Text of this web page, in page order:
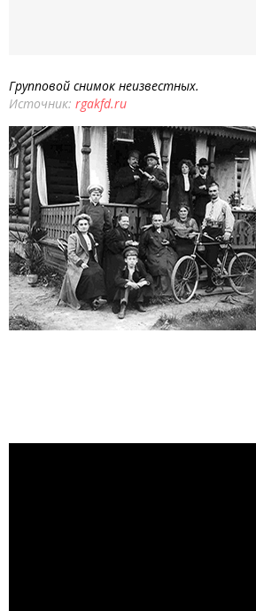
Групповой снимок неизвестных.
Источник: rgakfd.ru